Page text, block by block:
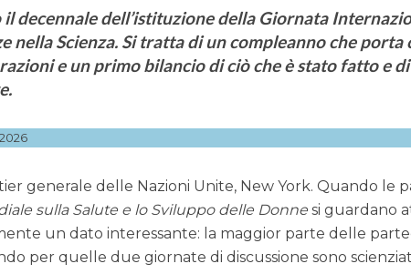
il decennale dell’istituzione della Giornata
nella Scienza. Si tratta di un compleanno che porta
e un primo bilancio di ciò che è stato fatto e
generale delle Nazioni Unite, New York. Quando le
sulla Salute e lo Sviluppo delle Donne si guardano
un dato interessante: la maggior parte delle
per quelle due giornate di discussione sono